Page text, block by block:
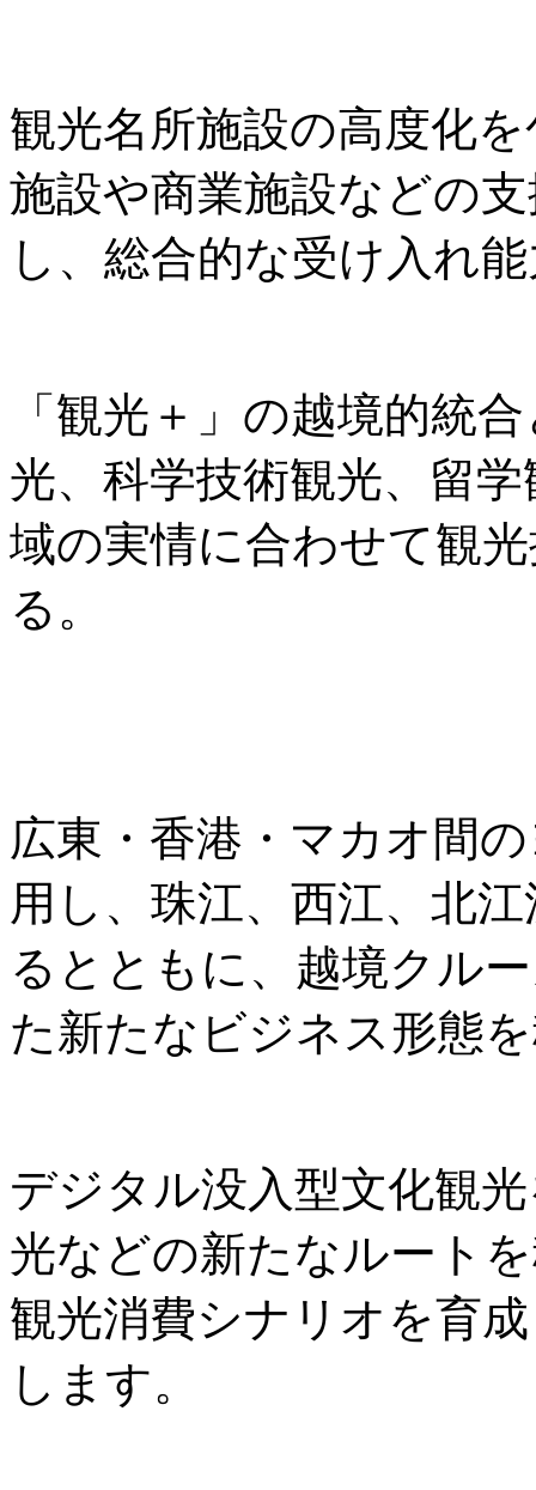
観光名所施設の高度化
施設や商業施設などの
し、総合的な受け入れ
「観光＋」の越境的統
光、科学技術観光、留
域の実情に合わせて観
る。
広東・香港・マカオ間
用し、珠江、西江、北
るとともに、越境クル
た新たなビジネス形態
デジタル没入型文化観
光などの新たなルート
観光消費シナリオを育
します。